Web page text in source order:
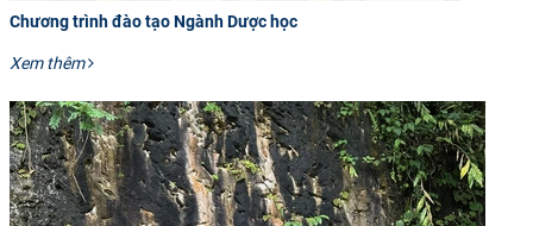
Chương trình đào tạo Ngành Dược học
Xem thêm